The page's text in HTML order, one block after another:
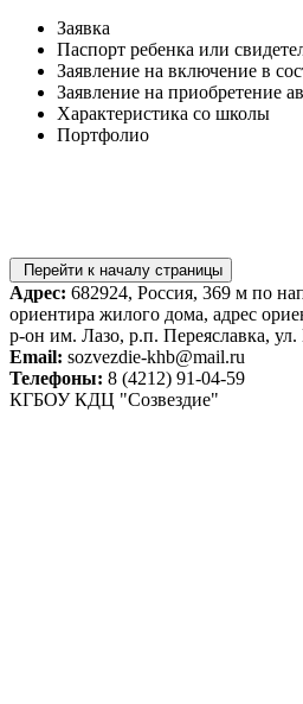
Заявка
Паспорт ребенка или
Заявление на включение в
Заявление на приобретение
Характеристика со школы
Портфолио
Перейти к началу страницы
Адрес: 682924, Россия, 369 м по
ориентира жилого дома, адрес
р-он им. Лазо, р.п. Переяславка, ул.
Email: sozvezdie-khb@mail.ru
Телефоны: 8 (4212) 91-04-59
КГБОУ КДЦ "Созвездие"